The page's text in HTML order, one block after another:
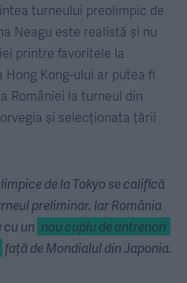
turneului preolimpic de
Neagu este realistă și nu
printre favoritele la
Kong-ului ar putea fi
României la turneul din
și selecționata țării
de la Tokyo se califică
preliminar. Iar România
un nou cuplu de antrenori
față de Mondialul din Japonia.